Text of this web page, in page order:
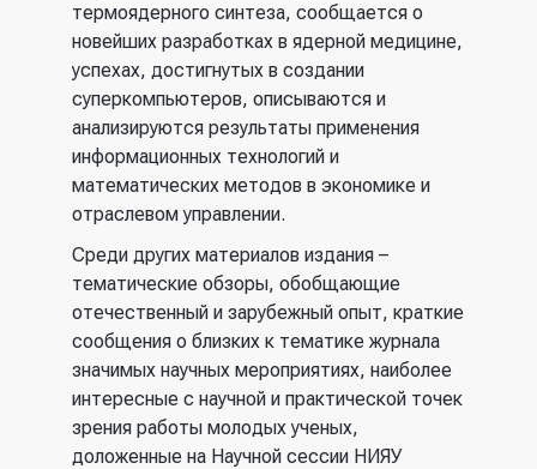
термоядерного синтеза, сообщается о
новейших разработках в ядерной медицине,
успехах, достигнутых в создании
суперкомпьютеров, описываются и
анализируются результаты применения
информационных технологий и
математических методов в экономике и
отраслевом управлении.
Среди других материалов издания –
тематические обзоры, обобщающие
отечественный и зарубежный опыт, краткие
сообщения о близких к тематике журнала
значимых научных мероприятиях, наиболее
интересные с научной и практической точек
зрения работы молодых ученых,
доложенные на Научной сессии НИЯУ